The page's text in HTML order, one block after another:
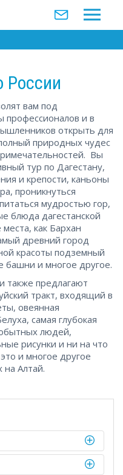
России
вам под
профессионалов и в
открыть для
природных чудес
Вы
тур по Дагестану,
и крепости, каньоны
проникнуться
мудростью гор,
блюда дагестанской
как Бархан
древний город
красоты подземный
башни и многое другое.
также предлагают
тракт, входящий в
овеянная
самая глубокая
людей,
рисунки и ни на что
и многое другое
на Алтай.